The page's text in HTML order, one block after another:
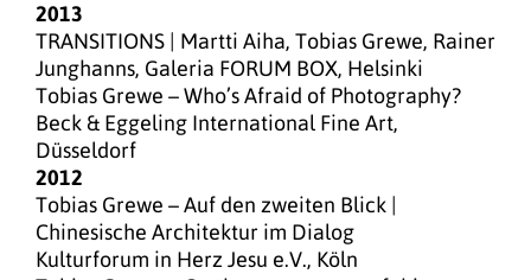
2013
TRANSITIONS | Martti Aiha, Tobias Grewe, Rainer
Junghanns, Galeria FORUM BOX, Helsinki
Tobias Grewe – Who’s Afraid of Photography?
Beck & Eggeling International Fine Art,
Düsseldorf
2012
Tobias Grewe – Auf den zweiten Blick |
Chinesische Architektur im Dialog
Kulturforum in Herz Jesu e.V., Köln